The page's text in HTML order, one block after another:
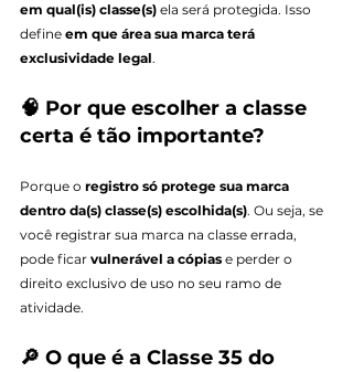
em qual(is) classe(s) ela será protegida. Isso
define em que área sua marca terá
exclusividade legal.
🧠 Por que escolher a classe
certa é tão importante?
Porque o registro só protege sua marca
dentro da(s) classe(s) escolhida(s). Ou seja, se
você registrar sua marca na classe errada,
pode ficar vulnerável a cópias e perder o
direito exclusivo de uso no seu ramo de
atividade.
🔎 O que é a Classe 35 do